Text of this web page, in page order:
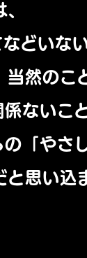
どいない
当然のこ
ないこ
の「やさ
思い込